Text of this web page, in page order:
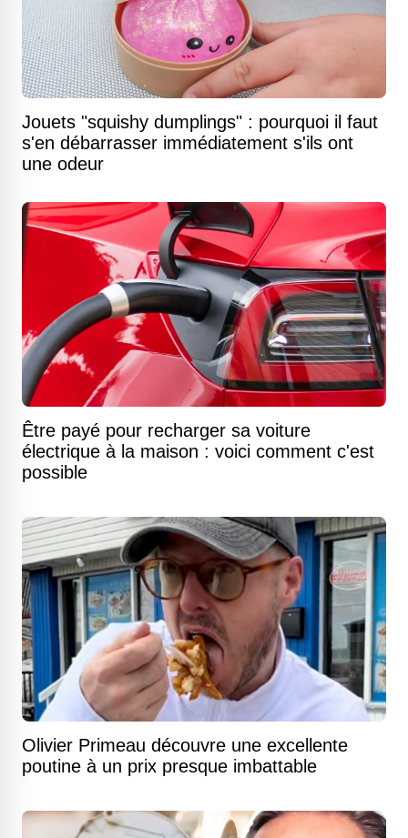
Jouets "squishy dumplings" : pourquoi il faut
s'en débarrasser immédiatement s'ils ont
une odeur
Être payé pour recharger sa voiture
électrique à la maison : voici comment c'est
possible
Olivier Primeau découvre une excellente
poutine à un prix presque imbattable